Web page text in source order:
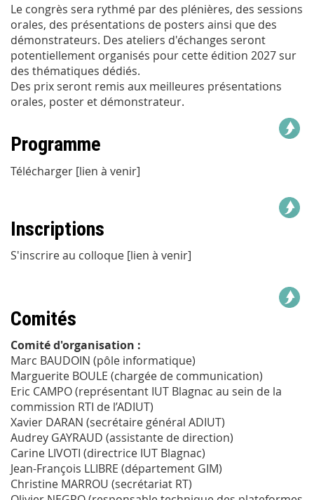
Le congrès sera rythmé par des plénières, des sessions
orales, des présentations de posters ainsi que des
démonstrateurs. Des ateliers d'échanges seront
potentiellement organisés pour cette édition 2027 sur
des thématiques dédiés.
Des prix seront remis aux meilleures présentations
orales, poster et démonstrateur.
Programme
Télécharger [lien à venir]
Inscriptions
S'inscrire au colloque [lien à venir]
Comités
Comité d'organisation :
Marc BAUDOIN (pôle informatique)
Marguerite BOULE (chargée de communication)
Eric CAMPO (représentant IUT Blagnac au sein de la
commission RTI de l’ADIUT)
Xavier DARAN (secrétaire général ADIUT)
Audrey GAYRAUD (assistante de direction)
Carine LIVOTI (directrice IUT Blagnac)
Jean-François LLIBRE (département GIM)
Christine MARROU (secrétariat RT)